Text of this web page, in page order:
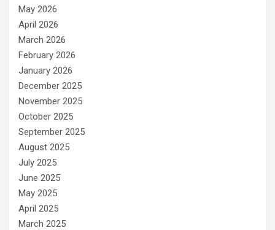
May 2026
April 2026
March 2026
February 2026
January 2026
December 2025
November 2025
October 2025
September 2025
August 2025
July 2025
June 2025
May 2025
April 2025
March 2025